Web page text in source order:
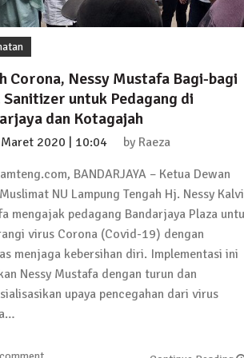
2025 | 15:40
HUT RI
Jebol Plafon Konter HP di Rumbia,
Juli 2025 | 10:33
Geledah Kantor Disporapar
Oktober 2024 | 05:27
Jadwal Debat Kandidat Cabup-
Corona, Nessy Mustafa Bagi-bagi
Sanitizer untuk Pedagang di
dan Kotagajah
2020 | 10:04 by Raeza
BANDARJAYA – Ketua Dewan
NU Lampung Tengah Hj. Nessy
mengajak pedagang Bandarjaya Plaza
virus Corona (Covid-19) dengan
menjaga kebersihan diri. Implementasi ini
Nessy Mustafa dengan turun dan
upaya pencegahan dari virus